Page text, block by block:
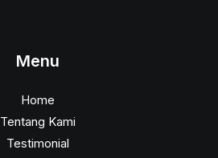
Menu
Home
Tentang Kami
Testimonial